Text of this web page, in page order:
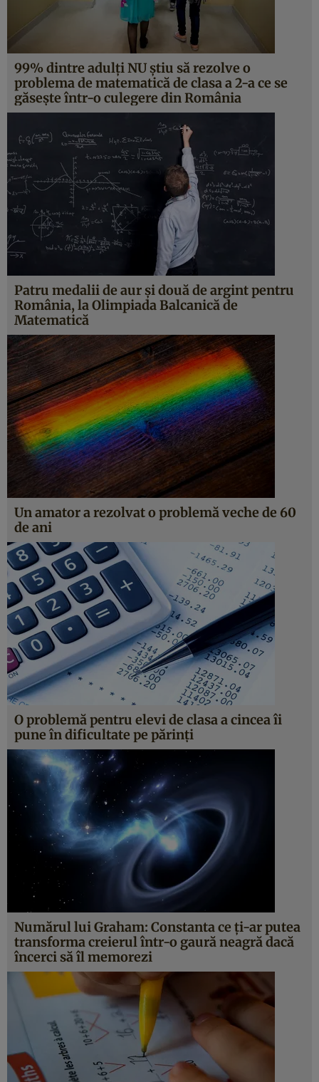
99% dintre adulţi NU ştiu să rezolve o
problema de matematică de clasa a 2-a ce se
găseşte într-o culegere din România
Patru medalii de aur şi două de argint pentru
România, la Olimpiada Balcanică de
Matematică
Un amator a rezolvat o problemă veche de 60
de ani
O problemă pentru elevi de clasa a cincea îi
pune în dificultate pe părinţi
Numărul lui Graham: Constanta ce ţi-ar putea
transforma creierul într-o gaură neagră dacă
încerci să îl memorezi